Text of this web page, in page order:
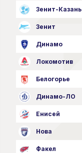
Зенит-Казань
Зенит
Динамо
Локомотив
Белогорье
Динамо-ЛО
Енисей
Нова
Факел